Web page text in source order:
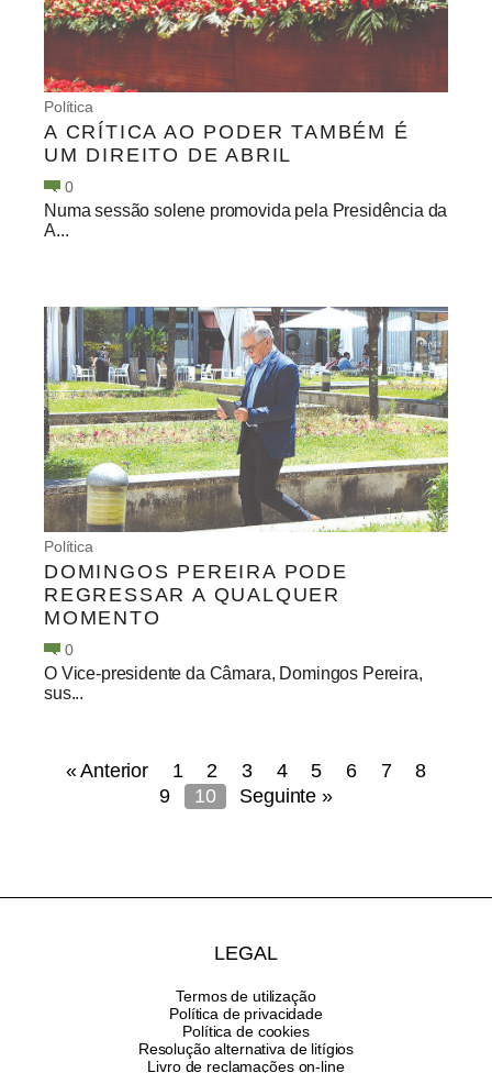
Política
A CRÍTICA AO PODER TAMBÉM É
UM DIREITO DE ABRIL
0
Numa sessão solene promovida pela Presidência da
A...
Política
DOMINGOS PEREIRA PODE
REGRESSAR A QUALQUER
MOMENTO
0
O Vice-presidente da Câmara, Domingos Pereira,
sus...
« Anterior 1 2 3 4 5 6 7
8
9
10 Seguinte »
LEGAL
Termos de utilização
Política de privacidade
Política de cookies
Resolução alternativa de litígios
Livro de reclamações on-line